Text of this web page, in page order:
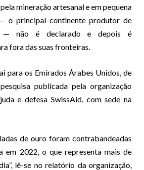
mineração artesanal e em pequena
o principal continente produtor de
— não é declarado e depois é
fora das suas fronteiras.
para os Emirados Árabes Unidos, de
publicada pela organização
e defesa SwissAid, com sede na
de ouro foram contrabandeadas
em 2022, o que representa mais de
lê-se no relatório da organização,